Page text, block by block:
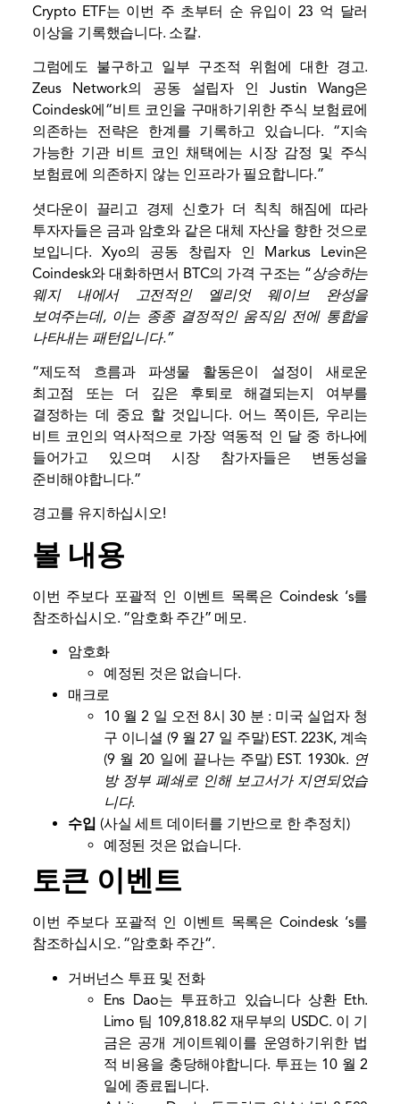
Crypto ETF는 이번 주 초부터 순 유입이 23 억 달러
이상을 기록했습니다. 소칼.
그럼에도 불구하고 일부 구조적 위험에 대한 경고.
Zeus Network의 공동 설립자 인 Justin Wang은
Coindesk에“비트 코인을 구매하기위한 주식 보험료에
의존하는 전략은 한계를 기록하고 있습니다. “지속
가능한 기관 비트 코인 채택에는 시장 감정 및 주식
보험료에 의존하지 않는 인프라가 필요합니다.”
셧다운이 끌리고 경제 신호가 더 칙칙 해짐에 따라
투자자들은 금과 암호와 같은 대체 자산을 향한 것으로
보입니다. Xyo의 공동 창립자 인 Markus Levin은
Coindesk와 대화하면서 BTC의 가격 구조는 “상승하는
웨지 내에서 고전적인 엘리엇 웨이브 완성을
보여주는데, 이는 종종 결정적인 움직임 전에 통합을
나타내는 패턴입니다.”
“제도적 흐름과 파생물 활동은이 설정이 새로운
최고점 또는 더 깊은 후퇴로 해결되는지 여부를
결정하는 데 중요 할 것입니다. 어느 쪽이든, 우리는
비트 코인의 역사적으로 가장 역동적 인 달 중 하나에
들어가고 있으며 시장 참가자들은 변동성을
준비해야합니다.”
경고를 유지하십시오!
볼 내용
이번 주보다 포괄적 인 이벤트 목록은 Coindesk ‘s를
참조하십시오. “암호화 주간” 메모.
암호화
예정된 것은 없습니다.
매크로
10 월 2 일 오전 8시 30 분 : 미국 실업자 청
구 이니셜 (9 월 27 일 주말) EST. 223K, 계속
(9 월 20 일에 끝나는 주말) EST. 1930k. 연
방 정부 폐쇄로 인해 보고서가 지연되었습
니다.
수입 (사실 세트 데이터를 기반으로 한 추정치)
예정된 것은 없습니다.
토큰 이벤트
이번 주보다 포괄적 인 이벤트 목록은 Coindesk ‘s를
참조하십시오. “암호화 주간“.
거버넌스 투표 및 전화
Ens Dao는 투표하고 있습니다상환Eth.
Limo 팀 109,818.82 재무부의 USDC. 이 기
금은 공개 게이트웨이를 운영하기위한 법
적 비용을 충당해야합니다. 투표는 10 월 2
일에 종료됩니다.